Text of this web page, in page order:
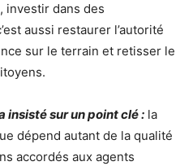
investir dans des
aussi restaurer l’autorité
sur le terrain et retisser le
insisté sur un point clé : la
dépend autant de la qualité
accordés aux agents